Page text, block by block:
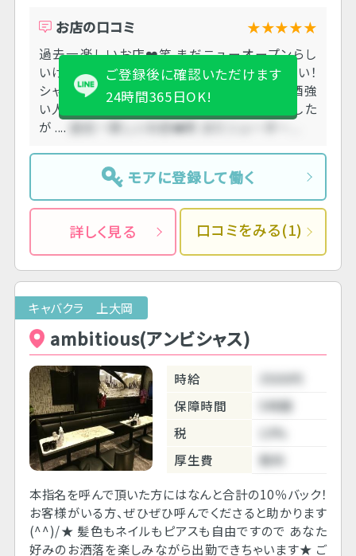
お店の口コミ ★★★★★
過去一楽しいお店❤️笑 まだニューオープンらし
いけど、 お客さんめっちゃ飲ませてくれる人多い！
シャンパン、ショット、、、普通のドリンクも！お酒強
い人はとくにおすすめです ヘアメは、無しでした
が .... 過去一楽しいお店❤️笑 まだニューオー....
ご登録後に確認いただけます
24時間365日OK!
モアに登録して働く
詳しく見る 口コミをみる(1)
キャバクラ 上大岡
ambitious(アンビシャス)
時給
3500円
保障時間
5時間
税
10%
厚生費
無料
本指名を呼んで頂いた方にはなんと合計の10％バック！
お客様がいる方、ぜひぜひ呼んでくださると助かります
(^^)/★ 髪色もネイルもピアスも自由ですので あなた
好みのお洒落を楽しみながら出勤できちゃいます★ ご